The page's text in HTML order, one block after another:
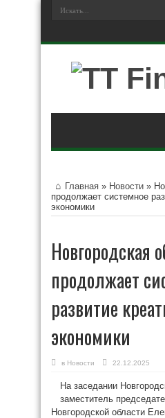
Главная » Новости »
продолжает системное
экономики
Новгородская
продолжает
развитие
экономики
в Новости 22.12.2025
На заседании
заместитель
Новгородской области